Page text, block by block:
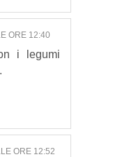
ORE 12:40
i legumi
ORE 12:52